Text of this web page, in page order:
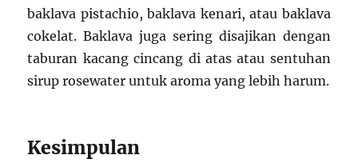
baklava pistachio, baklava kenari, atau baklava
cokelat. Baklava juga sering disajikan dengan
taburan kacang cincang di atas atau sentuhan
sirup rosewater untuk aroma yang lebih harum.
Kesimpulan